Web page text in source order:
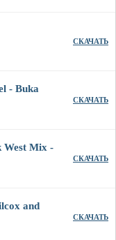
СКАЧАТЬ
- Buka
СКАЧАТЬ
West Mix -
СКАЧАТЬ
and
СКАЧАТЬ